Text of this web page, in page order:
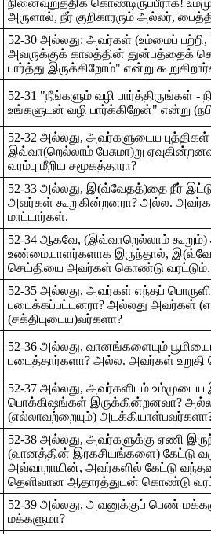
நினைவுறுத்திக் கொண்டிருப்பீராக!
அருளால், நீர் குறிகாரரும் அல்லர்,
52-30 அல்லது: அவர்கள் (உம்மைப் பற்றி,
அவருக்குக் காலத்தின் துன்பத்தைக்
பார்த்து இருக்கிறோம்" என்று
52-31 "நீங்களும் வழி பார்த்திருங்கள் -
உங்களுடன் வழி பார்க்கிறேன்" என்று
52-32 அல்லது, அவர்களுடைய
இவ்வா(றெல்லாம் பேசுமா)று
வரம்பு மீறிய சமூகத்தாரா?
52-33 அல்லது, இ(வ்வேதத்)தை நீர்
அவர்கள் கூறுகின்றனரா? அல்ல.
மாட்டார்கள்.
52-34 ஆகவே, (இவ்வாறெல்லாம்
உண்மையாளர்களாக இருந்தால்,
செய்தியை அவர்கள் கொண்டு வரட்டும்.
52-35 அல்லது, அவர்கள் எந்தப்
படைக்கப்பட்டனரா? அல்லது அவர்கள்
(சக்தியுடைய)வர்களா?
52-36 அல்லது, வானங்களையும்
படைத்தார்களா? அல்ல. அவர்கள்
52-37 அல்லது, அவர்களிடம்
பொக்கிஷங்கள் இருக்கின்றனவா?
(எல்லாவற்றையும்)
52-38 அல்லது, அவர்களுக்கு ஏணி
(வானத்தின் இரகசியங்களை) கேட்டு
அவ்வாறாயின், அவர்களில் கேட்டு
தெளிவான ஆதாரத்துடன் கொண்டு
52-39 அல்லது, அவனுக்குப் பெண்
மக்களுமா?